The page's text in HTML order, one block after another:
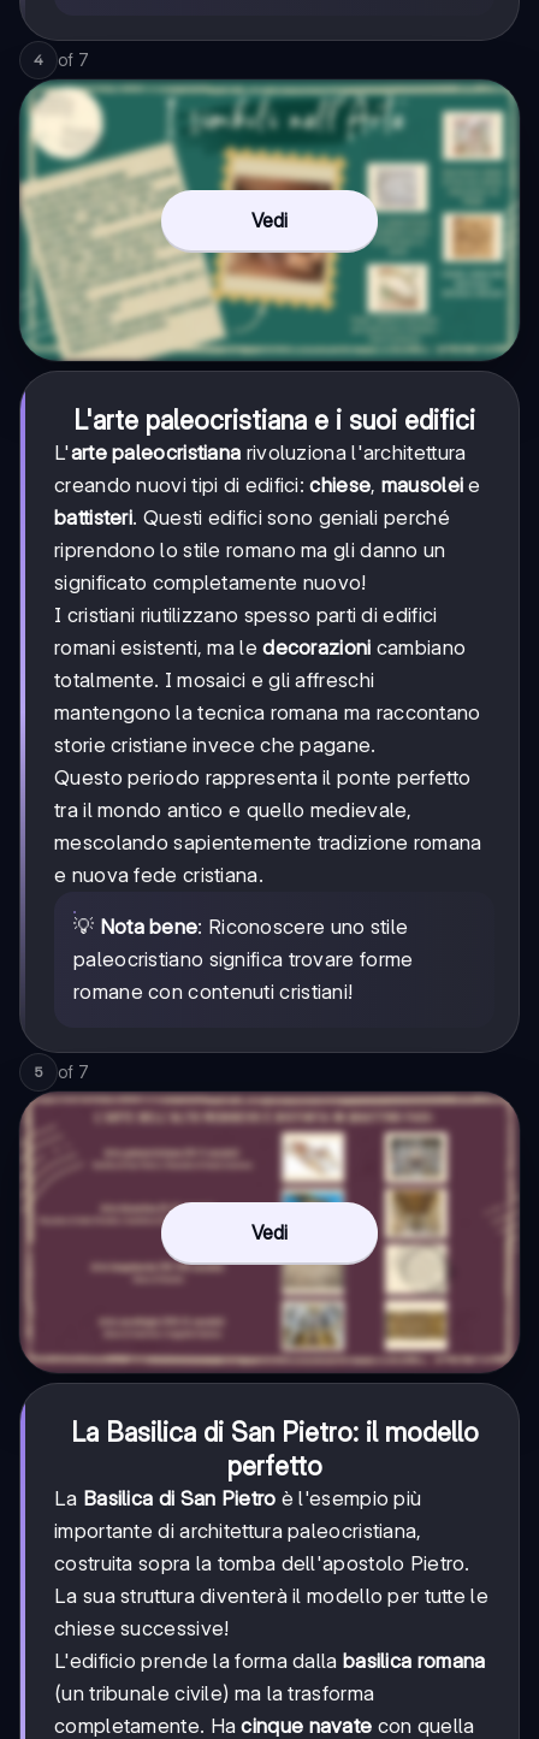
4 of 7
Vedi
L'arte paleocristiana e i suoi edifici
L'arte paleocristiana rivoluziona l'architettura
creando nuovi tipi di edifici:chiese, mausolei e
battisteri. Questi edifici sono geniali perché
riprendono lo stile romano ma gli danno un
significato completamente nuovo!
I cristiani riutilizzano spesso parti di edifici
romani esistenti, ma ledecorazioni cambiano
totalmente. I mosaici e gli affreschi
mantengono la tecnica romana ma raccontano
storie cristiane invece che pagane.
Questo periodo rappresenta il ponte perfetto
tra il mondo antico e quello medievale,
mescolando sapientemente tradizione romana
e nuova fede cristiana.
💡 Nota bene: Riconoscere uno stile
paleocristiano significa trovare forme
romane con contenuti cristiani!
5 of 7
Vedi
La Basilica di San Pietro: il modello
perfetto
La Basilica di San Pietro è l'esempio più
importante di architettura paleocristiana,
costruita sopra la tomba dell'apostolo Pietro.
La sua struttura diventerà il modello per tutte le
chiese successive!
L'edificio prende la forma dalla basilica romana
(un tribunale civile) ma la trasforma
completamente. Hacinque navate con quella